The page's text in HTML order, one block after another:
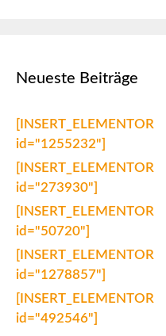
Neueste Beiträge
[INSERT_ELEMENTOR
id="1255232"]
[INSERT_ELEMENTOR
id="273930"]
[INSERT_ELEMENTOR
id="50720"]
[INSERT_ELEMENTOR
id="1278857"]
[INSERT_ELEMENTOR
id="492546"]